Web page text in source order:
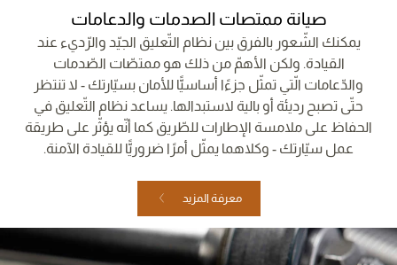
صيانة ممتصات الصدمات والدعامات
يمكنك الشّعور بالفرق بين نظام التّعليق الجيّد والرّديء عند
القيادة. ولكن الأهمّ من ذلك هو ممتصّات الصّدمات
والدّعامات الّتي تمثّل جزءًا أساسيًّا للأمان بسيّارتك - لا تنتظر
حتّى تصبح رديئة أو بالية لاستبدالها. يساعد نظام التّعليق في
الحفاظ على ملامسة الإطارات للطّريق كما أنّه يؤثّر على طريقة
عمل سيّارتك - وكلاهما يمثّل أمرًا ضروريًّا للقيادة الآمنة.
معرفة المزيد